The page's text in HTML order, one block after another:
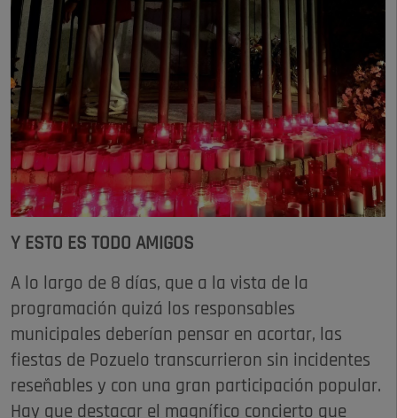
Y ESTO ES TODO AMIGOS
A lo largo de 8 días, que a la vista de la
programación quizá los responsables
municipales deberían pensar en acortar, las
fiestas de Pozuelo transcurrieron sin incidentes
reseñables y con una gran participación popular.
Hay que destacar el magnífico concierto que